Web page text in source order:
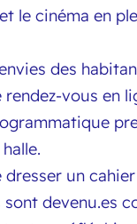
le cinéma en
des
vous en
un cahier
devenu.es